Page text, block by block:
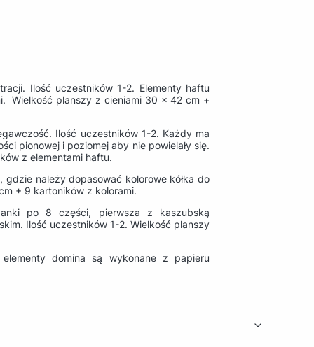
Ilość uczestników 1-2. Elementy haftu
Wielkość planszy z cieniami 30 x 42 cm +
Ilość uczestników 1-2. Każdy ma
pionowej i poziomej aby nie powielały się.
z elementami haftu.
należy dopasować kolorowe kółka do
+ 9 kartoników z kolorami.
po 8 części, pierwsza z kaszubską
Ilość uczestników 1-2. Wielkość planszy
elementy domina są wykonane z papieru